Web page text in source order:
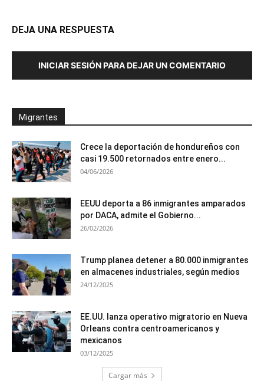
DEJA UNA RESPUESTA
INICIAR SESIÓN PARA DEJAR UN COMENTARIO
Migrantes
Crece la deportación de hondureños con
casi 19.500 retornados entre enero...
04/06/2026
EEUU deporta a 86 inmigrantes amparados
por DACA, admite el Gobierno...
26/02/2026
Trump planea detener a 80.000 inmigrantes
en almacenes industriales, según medios
24/12/2025
EE.UU. lanza operativo migratorio en Nueva
Orleans contra centroamericanos y
mexicanos
03/12/2025
Cargar más